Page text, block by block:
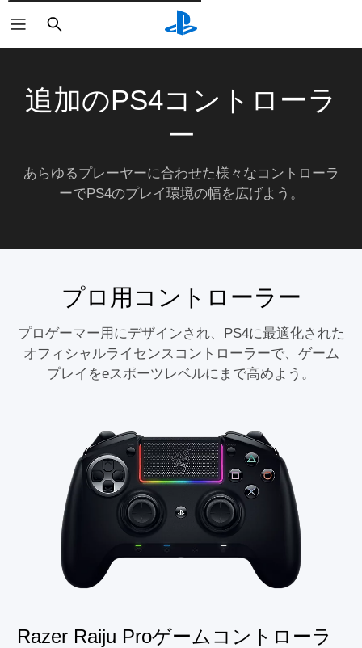
検
索
追加のPS4コントローラ
ー
あらゆるプレーヤーに合わせた様々なコントローラ
ーでPS4のプレイ環境の幅を広げよう。
プロ用コントローラー
プロゲーマー用にデザインされ、PS4に最適化された
オフィシャルライセンスコントローラーで、ゲーム
プレイをeスポーツレベルにまで高めよう。
Razer Raiju Proゲームコントローラ